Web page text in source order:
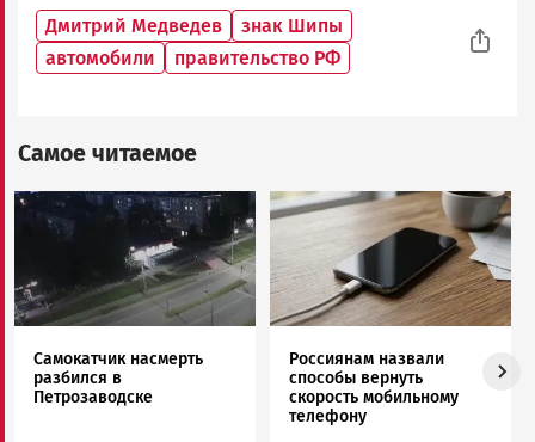
Дмитрий Медведев
знак Шипы
автомобили
правительство РФ
Самое читаемое
Image
Самокатчик насмерть
разбился в
Петрозаводске
Image
Россиянам назвали
способы вернуть
скорость мобильному
телефону